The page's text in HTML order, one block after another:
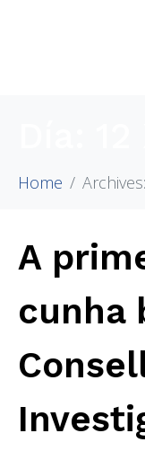
Home
A
cunha